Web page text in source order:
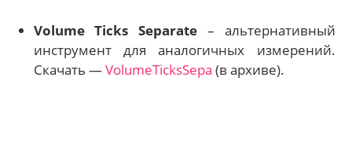
Volume Ticks Separate – альтернативный
инструмент для аналогичных измерений.
Скачать —VolumeTicksSepa (в архиве).